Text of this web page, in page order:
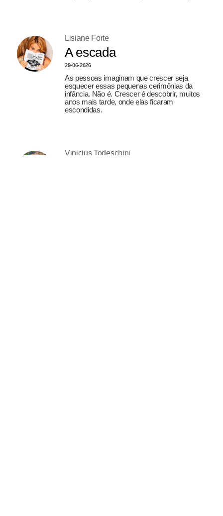
Lisiane Forte
A escada
29-06-2026
As pessoas imaginam que crescer seja
esquecer essas pequenas cerimônias da
infância. Não é. Crescer é descobrir, muitos
anos mais tarde, onde elas ficaram
escondidas.
Vinicius Todeschini